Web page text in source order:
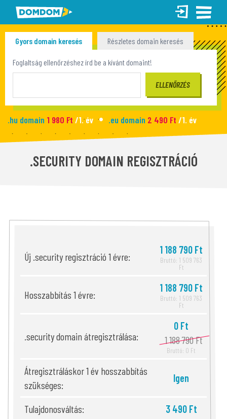
Gyors domain keresés
Részletes domain keresés
Tömeges domain keresés
Foglaltság ellenőrzéshez írd be a kívánt domaint!
.hu domain 1 980 Ft /1. év .eu domain 2 490 Ft /1. év
.site domain990 Ft/1. év .fun domain1 090 Ft/1. év
Új honlap2 990 Ft /hó
.SECURITY DOMAIN REGISZTRÁCIÓ
Új .security regisztráció 1 évre:
1 188 790 Ft
Bruttó: 1 509 763
Ft
Hosszabbítás 1 évre:
1 188 790 Ft
Bruttó: 1 509 763
Ft
.security domain átregisztrálása:
0 Ft
1 188 790 Ft
Bruttó: 0 Ft
Átregisztráláskor 1 év hosszabbítás
szükséges:
Igen
Tulajdonosváltás:
3 490 Ft